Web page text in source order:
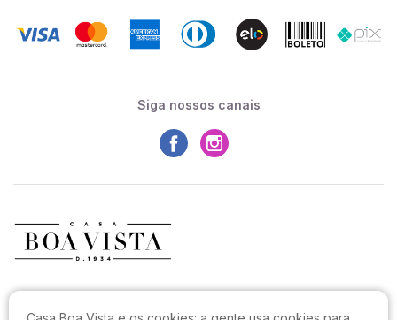
CASA BOA VISTA COMERCIO LTDA
Siga nossos canais